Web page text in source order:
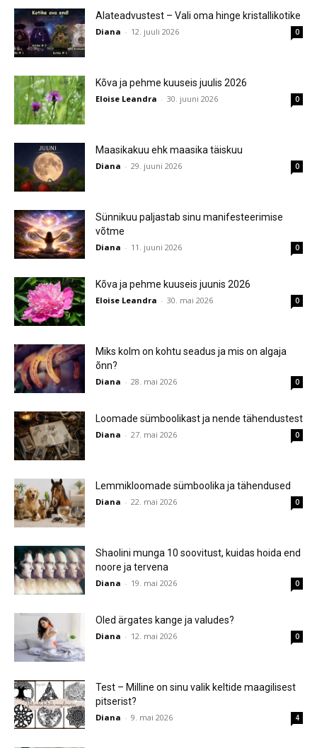
Alateadvustest – Vali oma hinge kristallikotike
Diana - 12. juuli 2026 0
Kõva ja pehme kuuseis juulis 2026
Eloise Leandra - 30. juuni 2026 0
Maasikakuu ehk maasika täiskuu
Diana - 29. juuni 2026 0
Sünnikuu paljastab sinu manifesteerimise
võtme
Diana - 11. juuni 2026 0
Kõva ja pehme kuuseis juunis 2026
Eloise Leandra - 30. mai 2026 0
Miks kolm on kohtu seadus ja mis on algaja
õnn?
Diana - 28. mai 2026 0
Loomade sümboolikast ja nende tähendustest
Diana - 27. mai 2026 0
Lemmikloomade sümboolika ja tähendused
Diana - 22. mai 2026 0
Shaolini munga 10 soovitust, kuidas hoida end
noore ja tervena
Diana - 19. mai 2026 0
Oled ärgates kange ja valudes?
Diana - 12. mai 2026 0
Test – Milline on sinu valik keltide maagilisest
pitserist?
Diana - 9. mai 2026 4